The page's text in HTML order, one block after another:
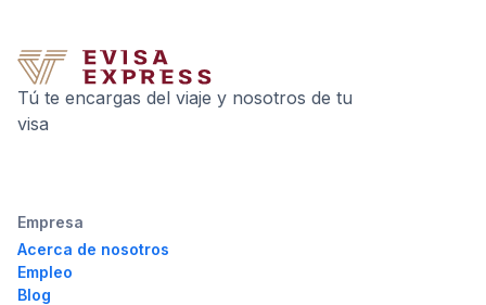
Tú te encargas del viaje y nosotros de tu
visa
Empresa
Acerca de nosotros
Empleo
Blog